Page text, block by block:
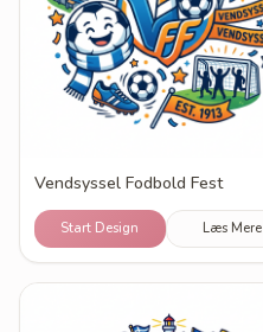
Vendsyssel Fodbold Fest
Start Design Læs Mere